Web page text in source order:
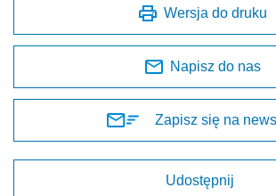
Wersja do druku
Napisz do nas
Zapisz się na
Udostępnij